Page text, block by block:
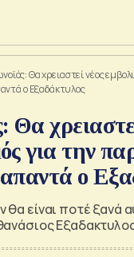
Θα χρειαστεί νέος
ο Εξαδάκτυλος
Θα
για την
ο
θα είναι ποτέ ξανά